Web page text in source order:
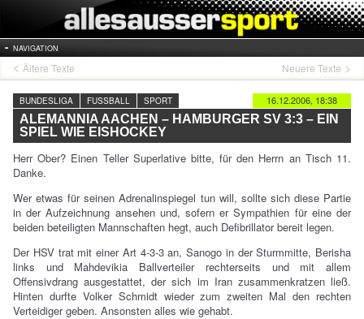
NAVIGATION
Ältere Texte Neuere Texte
16.12.2006, 18:38
BUNDESLIGA FUSSBALL SPORT
ALEMANNIA AACHEN – HAMBURGER SV 3:3 – EIN
SPIEL WIE EISHOCKEY
Herr Ober? Einen Teller Superlative bitte, für den Herrn an Tisch 11.
Danke.
Wer etwas für seinen Adrenalinspiegel tun will, sollte sich diese Partie
in der Aufzeichnung ansehen und, sofern er Sympathien für eine der
beiden beteiligten Mannschaften hegt, auch Defibrillator bereit legen.
Der HSV trat mit einer Art 4-3-3 an, Sanogo in der Sturmmitte, Berisha
links und Mahdevikia Ballverteiler rechterseits und mit allem
Offensivdrang ausgestattet, der sich im Iran zusammenkratzen ließ.
Hinten durfte Volker Schmidt wieder zum zweiten Mal den rechten
Verteidiger geben. Ansonsten alles wie gehabt.